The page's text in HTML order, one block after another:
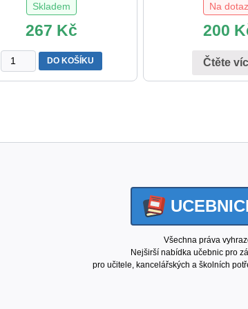
Skladem
267 Kč
Čteme
obrázky
DO KOŠÍKU
Na dotaz
200
Čtěte
Všechna práva
Nejširší nabídka učebnic pro
pro učitele, kancelářských a školních